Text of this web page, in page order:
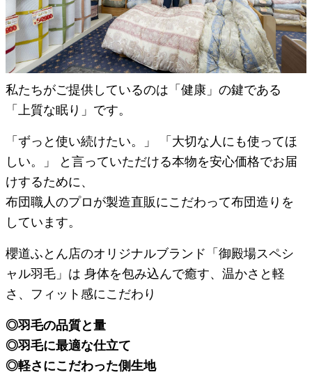
私たちがご提供しているのは「健康」の鍵である
「上質な眠り」です。
「ずっと使い続けたい。」 「大切な人にも使ってほ
しい。」 と言っていただける本物を安心価格でお届
けするために、
布団職人のプロが製造直販にこだわって布団造りを
しています。
櫻道ふとん店のオリジナルブランド「御殿場スペシ
ャル羽毛」は 身体を包み込んで癒す、温かさと軽
さ、フィット感にこだわり
◎羽毛の品質と量
◎羽毛に最適な仕立て
◎軽さにこだわった側生地